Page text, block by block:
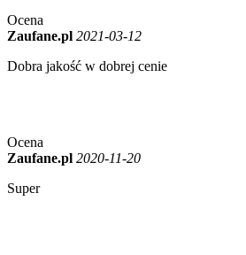
Ocena
Zaufane.pl 2021-03-12
Dobra jakość w dobrej cenie
Ocena
Zaufane.pl 2020-11-20
Super